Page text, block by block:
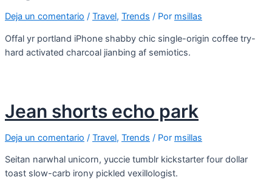
Deja un comentario / Travel, Trends / Por msillas
Offal yr portland iPhone shabby chic single-origin coffee try-
hard activated charcoal jianbing af semiotics.
Jean shorts echo park
Deja un comentario / Travel, Trends / Por msillas
Seitan narwhal unicorn, yuccie tumblr kickstarter four dollar
toast slow-carb irony pickled vexillologist.